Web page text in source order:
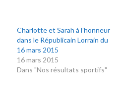
Charlotte et Sarah à l’honneur
dans le Républicain Lorrain du
16 mars 2015
16 mars 2015
Dans "Nos résultats sportifs"